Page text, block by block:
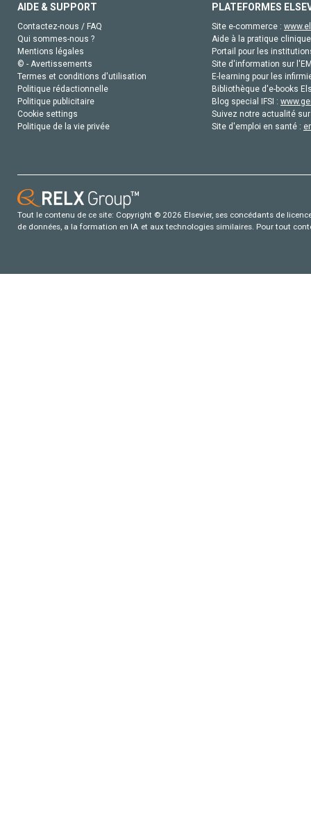
AIDE & SUPPORT
Contactez-nous / FAQ
Qui sommes-nous ?
Mentions légales
© - Avertissements
Termes et conditions d'utilisation
Politique rédactionnelle
Politique publicitaire
Cookie settings
Politique de la vie privée
PLATEFORMES
Site e-commerce :
Aide à la pratique
Portail pour les
Site d'information sur
E-learning pour les
Bibliothèque d'e-books
Blog special IFSI :
Suivez notre actualité
Site d'emploi en santé :
Tout le contenu de ce site: Copyright © 2026 Elsevier, ses concédants de
de données, a la formation en IA et aux technologies similaires. Pour tout